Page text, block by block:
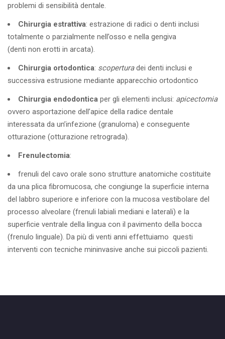
problemi di sensibilità dentale.
Chirurgia estrattiva: estrazione di radici o denti inclusi
totalmente o parzialmente nell’osso e nella gengiva
(denti non erotti in arcata).
Chirurgia ortodontica: scoperturadei denti inclusi e
successiva estrusione mediante apparecchio ortodontico
Chirurgia endodontica per gli elementi inclusi: apicectomia
ovvero asportazione dell’apice della radice dentale
interessata da un’infezione (granuloma) e conseguente
otturazione (otturazione retrograda).
Frenulectomia:
frenuli del cavo orale sono strutture anatomiche costituite
da una plica fibromucosa, che congiunge la superficie interna
del labbro superiore e inferiore con la mucosa vestibolare del
processo alveolare (frenuli labiali mediani e laterali) e la
superficie ventrale della lingua con il pavimento della bocca
(frenulo linguale). Da più di venti anni effettuiamo questi
interventi con tecniche mininvasive anche sui piccoli pazienti.